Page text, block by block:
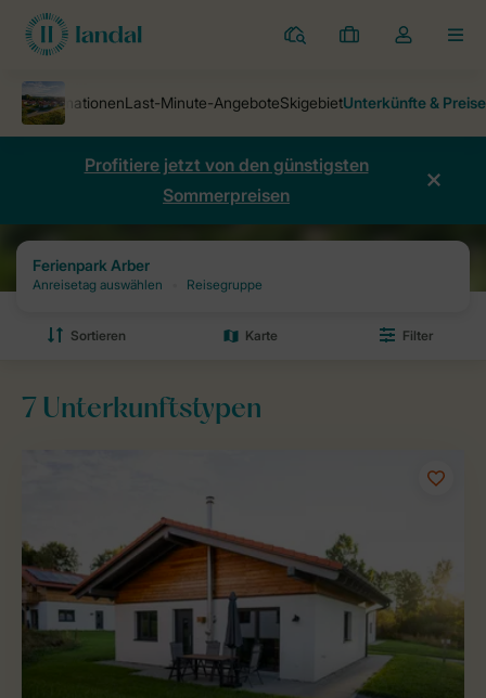
Ferienparks
Meine
Dropdown-
meines
öffnen
Profitiere jetzt von den günstigsten
Sommerpreisen
Ferienparks Ferienpark Arber